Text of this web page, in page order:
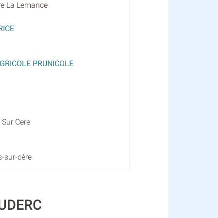
La Lemance
PRUNICOLE
Cere
sur-cère